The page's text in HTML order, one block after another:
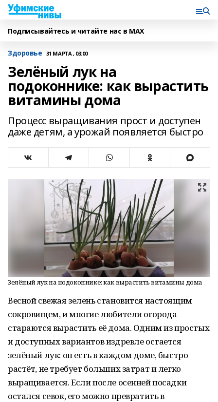
Подписывайтесь и читайте нас в MAX
Здоровье 31 МАРТА , 03:00
Зелёный лук на
подоконнике: как вырастить
витамины дома
Процесс выращивания прост и доступен
даже детям, а урожай появляется быстро
Зелёный лук на подоконнике: как вырастить витамины дома
Весной свежая зелень становится настоящим
сокровищем, и многие любители огорода
стараются вырастить её дома. Одним из простых
и доступных вариантов издревле остается
зелёный лук: он есть в каждом доме, быстро
растёт, не требует больших затрат и легко
выращивается. Если после осенней посадки
остался севок, его можно превратить в